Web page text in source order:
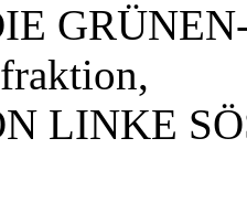
LINKE